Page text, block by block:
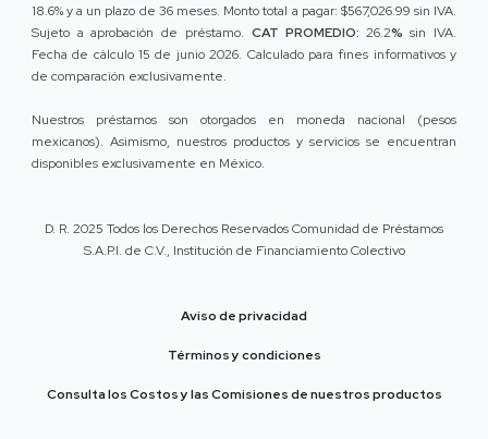
18.6% y a un plazo de 36 meses. Monto total a pagar: $567,026.99 sin IVA.
Sujeto a aprobación de préstamo. CAT PROMEDIO: 26.2% sin IVA.
Fecha de cálculo 15 de junio 2026. Calculado para fines informativos y
de comparación exclusivamente.
Nuestros préstamos son otorgados en moneda nacional (pesos
mexicanos). Asimismo, nuestros productos y servicios se encuentran
disponibles exclusivamente en México.
D. R. 2025 Todos los Derechos Reservados Comunidad de Préstamos
S.A.P.I. de C.V., Institución de Financiamiento Colectivo
Aviso de privacidad
Términos y condiciones
Consulta los Costos y las Comisiones de nuestros productos